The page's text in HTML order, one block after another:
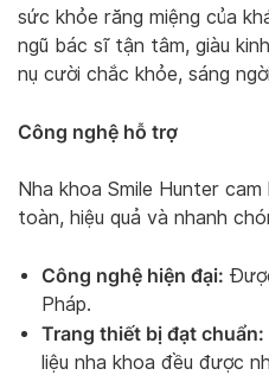
sức khỏe răng miệng của
ngũ bác sĩ tận tâm, giàu
nụ cười chắc khỏe, sáng
Công nghệ hỗ trợ
Nha khoa Smile Hunter
toàn, hiệu quả và nhanh
Công nghệ hiện đại:
Pháp.
Trang thiết bị đạt chuẩn:
liệu nha khoa đều được